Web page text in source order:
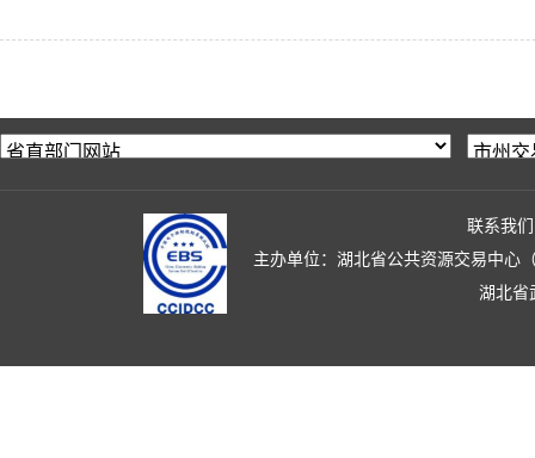
联系我们
主办单位：湖北省公共资源交易中心
湖北省